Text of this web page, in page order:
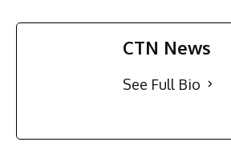
CTN News
See Full Bio